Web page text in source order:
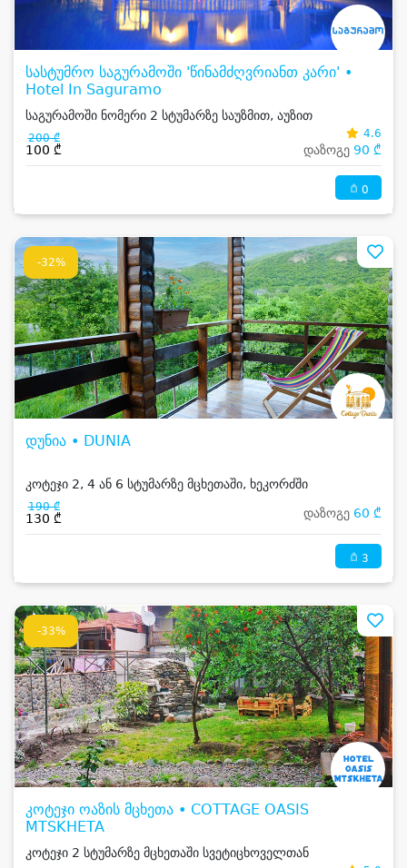
სასტუმრო საგურამოში 'წინამძღვრიანთ კარი' •
Hotel In Saguramo
საგურამოში ნომერი 2 სტუმარზე საუზმით, აუზით
200 ₾
100 ₾
4.6
დაზოგე 90 ₾
0
-32%
დუნია • DUNIA
კოტეჯი 2, 4 ან 6 სტუმარზე მცხეთაში, ხეკორძში
190 ₾
130 ₾ დაზოგე 60 ₾
3
-33%
კოტეჯი ოაზის მცხეთა • COTTAGE OASIS
MTSKHETA
კოტეჯი 2 სტუმარზე მცხეთაში სვეტიცხოველთან